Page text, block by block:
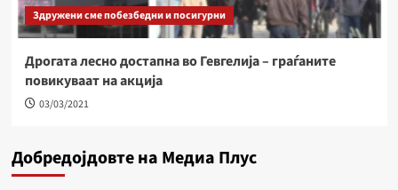
Здружени сме побезбедни и посигурни
Дрогата лесно достапна во Гевгелија – граѓаните
повикуваат на акција
03/03/2021
Добредојдовте на Медиа Плус